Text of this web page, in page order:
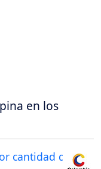
en los